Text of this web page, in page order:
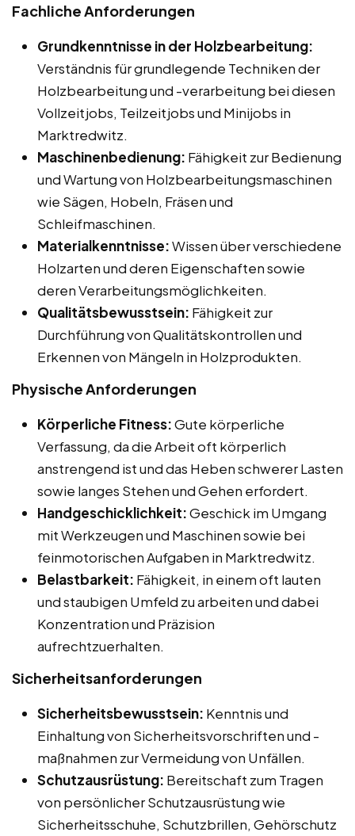
Fachliche Anforderungen
Grundkenntnisse in der Holzbearbeitung:
Verständnis für grundlegende Techniken der
Holzbearbeitung und -verarbeitung bei diesen
Vollzeitjobs, Teilzeitjobs und Minijobs in
Marktredwitz.
Maschinenbedienung: Fähigkeit zur Bedienung
und Wartung von Holzbearbeitungsmaschinen
wie Sägen, Hobeln, Fräsen und
Schleifmaschinen.
Materialkenntnisse:Wissen über verschiedene
Holzarten und deren Eigenschaften sowie
deren Verarbeitungsmöglichkeiten.
Qualitätsbewusstsein: Fähigkeit zur
Durchführung von Qualitätskontrollen und
Erkennen von Mängeln in Holzprodukten.
Physische Anforderungen
Körperliche Fitness:Gute körperliche
Verfassung, da die Arbeit oft körperlich
anstrengend ist und das Heben schwerer Lasten
sowie langes Stehen und Gehen erfordert.
Handgeschicklichkeit:Geschick im Umgang
mit Werkzeugen und Maschinen sowie bei
feinmotorischen Aufgaben in Marktredwitz.
Belastbarkeit: Fähigkeit, in einem oft lauten
und staubigen Umfeld zu arbeiten und dabei
Konzentration und Präzision
aufrechtzuerhalten.
Sicherheitsanforderungen
Sicherheitsbewusstsein: Kenntnis und
Einhaltung von Sicherheitsvorschriften und -
maßnahmen zur Vermeidung von Unfällen.
Schutzausrüstung: Bereitschaft zum Tragen
von persönlicher Schutzausrüstung wie
Sicherheitsschuhe, Schutzbrillen, Gehörschutz